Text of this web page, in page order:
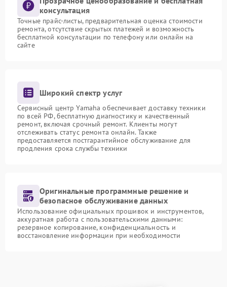
консультация
Точные прайс-листы, предварительная оценка стоимости
ремонта, отсутствие скрытых платежей и возможность
бесплатной консультации по телефону или онлайн на
сайте
Широкий спектр услуг
Сервисный центр Yamaha обеспечивает доставку техники
по всей РФ, бесплатную диагностику и качественный
ремонт, включая срочный ремонт. Клиенты могут
отслеживать статус ремонта онлайн. Также
предоставляется постгарантийное обслуживание для
продления срока службы техники
Оригинальные программные решение и
безопасное обслуживание данных
Использование официальных прошивок и инструментов,
аккуратная работа с пользовательскими данными:
резервное копирование, конфиденциальность и
восстановление информации при необходимости